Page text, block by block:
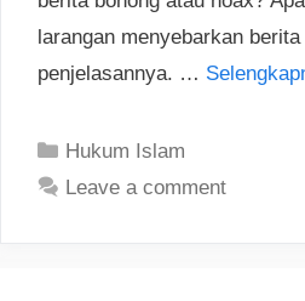
larangan menyebarkan
penjelasannya. …
Categories
Hukum Islam
Leave a comment